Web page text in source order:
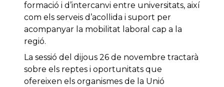
formació i d’intercanvi entre universitats, així
com els serveis d’acollida i suport per
acompanyar la mobilitat laboral cap a la
regió.
La sessió del dijous 26 de novembre tractarà
sobre els reptes i oportunitats que
ofereixen els organismes de la Unió